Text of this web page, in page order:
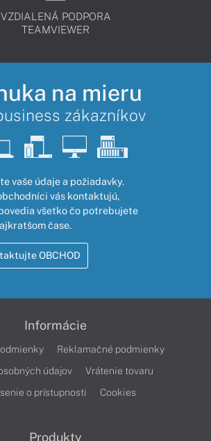
VZDIALENÁ PODPORA
TEAMVIEWER
na mieru
zákazníkov
vaše údaje a požiadavky.
vás kontaktujú,
všetko čo potrebujete
čase.
OBCHOD
Informácie
Reklamačné podmienky
údajov
Vrátenie tovaru
o prístupnosti
Cookies
Produkty